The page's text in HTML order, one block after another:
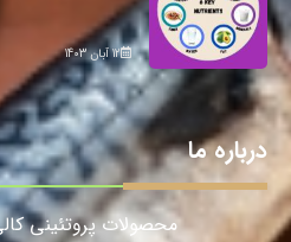
12 آبان 1403
درباره ما
محصولات پروتئینی